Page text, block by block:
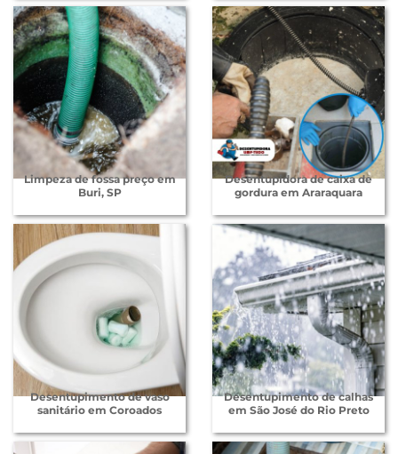
Limpeza de fossa preço em
Buri, SP
Desentupidora de caixa de
gordura em Araraquara
Desentupimento de vaso
sanitário em Coroados
Desentupimento de calhas
em São José do Rio Preto